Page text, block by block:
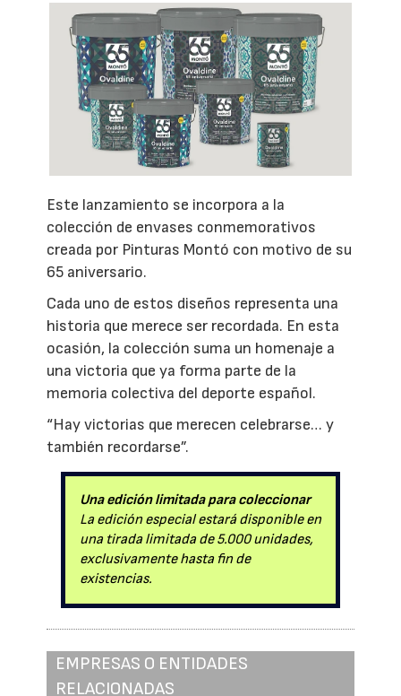
Este lanzamiento se incorpora a la
colección de envases conmemorativos
creada por Pinturas Montó con motivo de su
65 aniversario.
Cada uno de estos diseños representa una
historia que merece ser recordada. En esta
ocasión, la colección suma un homenaje a
una victoria que ya forma parte de la
memoria colectiva del deporte español.
“Hay victorias que merecen celebrarse… y
también recordarse”.
Una edición limitada para coleccionar
La edición especial estará disponible en
una tirada limitada de 5.000 unidades,
exclusivamente hasta fin de
existencias.
EMPRESAS O ENTIDADES
RELACIONADAS